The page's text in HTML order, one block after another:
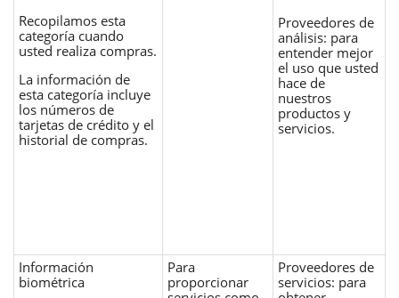
Recopilamos esta
categoría cuando
usted realiza compras.
La información de
esta categoría incluye
los números de
tarjetas de crédito y el
historial de compras.
Proveedores de
análisis: para
entender mejor
el uso que usted
hace de
nuestros
productos y
servicios.
Información
biométrica
Para
proporcionar
Proveedores de
servicios: para